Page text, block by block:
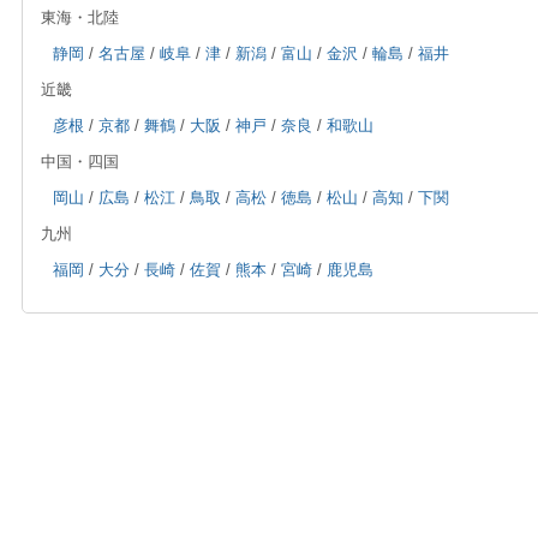
東海・北陸
静岡 / 名古屋 / 岐阜 / 津 / 新潟 / 富山 / 金沢 / 輪島 / 福井
近畿
彦根 / 京都 / 舞鶴 / 大阪 / 神戸 / 奈良 / 和歌山
中国・四国
岡山 / 広島 / 松江 / 鳥取 / 高松 / 徳島 / 松山 / 高知 / 下関
九州
福岡 / 大分 / 長崎 / 佐賀 / 熊本 / 宮崎 / 鹿児島